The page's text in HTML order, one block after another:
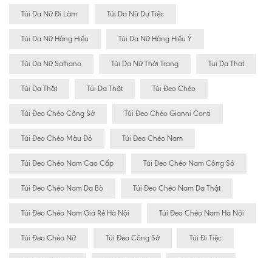
Túi Da Nữ Đi Làm Túi Da Nữ Dự Tiệc
Túi Da Nữ Hàng Hiệu Túi Da Nữ Hàng Hiệu Ý
Túi Da Nữ Saffiano Túi Da Nữ Thời Trang Tui Da That
Túi Da Thât Túi Da Thật Túi Đeo Chéo
Túi Đeo Chéo Công Sở Túi Đeo Chéo Gianni Conti
Túi Đeo Chéo Màu Đỏ Túi Đeo Chéo Nam
Túi Đeo Chéo Nam Cao Cấp Túi Đeo Chéo Nam Công Sở
Túi Đeo Chéo Nam Da Bò Túi Đeo Chéo Nam Da Thật
Túi Đeo Chéo Nam Giá Rẻ Hà Nội Túi Đeo Chéo Nam Hà Nội
Túi Đeo Chéo Nữ Túi Đeo Công Sở Túi Đi Tiệc